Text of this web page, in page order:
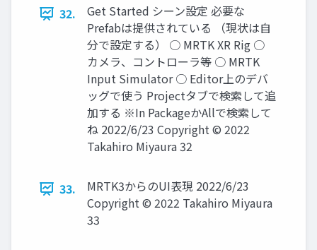
32.
Get Started シーン設定 必要な
Prefabは提供されている （現状は自
分で設定する） ○ MRTK XR Rig ○
カメラ、コントローラ等 ○ MRTK
Input Simulator ○ Editor上のデバ
ッグで使う Projectタブで検索して追
加する ※In PackageかAllで検索して
ね 2022/6/23 Copyright © 2022
Takahiro Miyaura 32
33.
MRTK3からのUI表現 2022/6/23
Copyright © 2022 Takahiro Miyaura
33